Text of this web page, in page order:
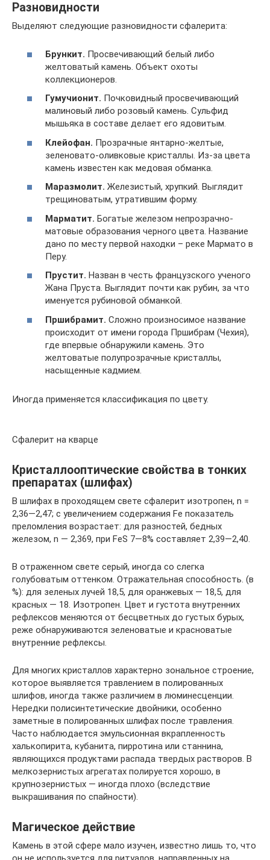
Разновидности
Выделяют следующие разновидности сфалерита:
Брункит. Просвечивающий белый либо
желтоватый камень. Объект охоты
коллекционеров.
Гумучионит. Почковидный просвечивающий
малиновый либо розовый камень. Сульфид
мышьяка в составе делает его ядовитым.
Клейофан. Прозрачные янтарно-желтые,
зеленовато-оливковые кристаллы. Из-за цвета
камень известен как медовая обманка.
Маразмолит. Железистый, хрупкий. Выглядит
трещиноватым, утратившим форму.
Марматит. Богатые железом непрозрачно-
матовые образования черного цвета. Название
дано по месту первой находки – реке Мармато в
Перу.
Прустит. Назван в честь французского ученого
Жана Пруста. Выглядит почти как рубин, за что
именуется рубиновой обманкой.
Пршибрамит. Сложно произносимое название
происходит от имени города Пршибрам (Чехия),
где впервые обнаружили камень. Это
желтоватые полупрозрачные кристаллы,
насыщенные кадмием.
Иногда применяется классификация по цвету.
Сфалерит на кварце
Кристаллооптические свойства в тонких
препаратах (шлифах)
В шлифах в проходящем свете сфалерит изотропен, n =
2,36—2,47; с увеличением содержания Fe показатель
преломления возрастает: для разностей, бедных
железом, n — 2,369, при FeS 7—8% составляет 2,39—2,40.
В отраженном свете серый, иногда со слегка
голубоватым оттенком. Отражательная способность. (в
%): для зеленых лучей 18,5, для оранжевых — 18,5, для
красных — 18. Изотропен. Цвет и густота внутренних
рефлексов меняются от бесцветных до густых бурых,
реже обнаруживаются зеленоватые и красноватые
внутренние рефлексы.
Для многих кристаллов характерно зональное строение,
которое выявляется травлением в полированных
шлифов, иногда также различием в люминесценции.
Нередки полисинтетические двойники, особенно
заметные в полированных шлифах после травления.
Часто наблюдается эмульсионная вкрапленность
халькопирита, кубанита, пирротина или станнина,
являющихся продуктами распада твердых растворов. В
мелкозернистых агрегатах полируется хорошо, в
крупнозернистых — иногда плохо (вследствие
выкрашивания по спайности).
Магическое действие
Камень в этой сфере мало изучен, известно лишь то, что